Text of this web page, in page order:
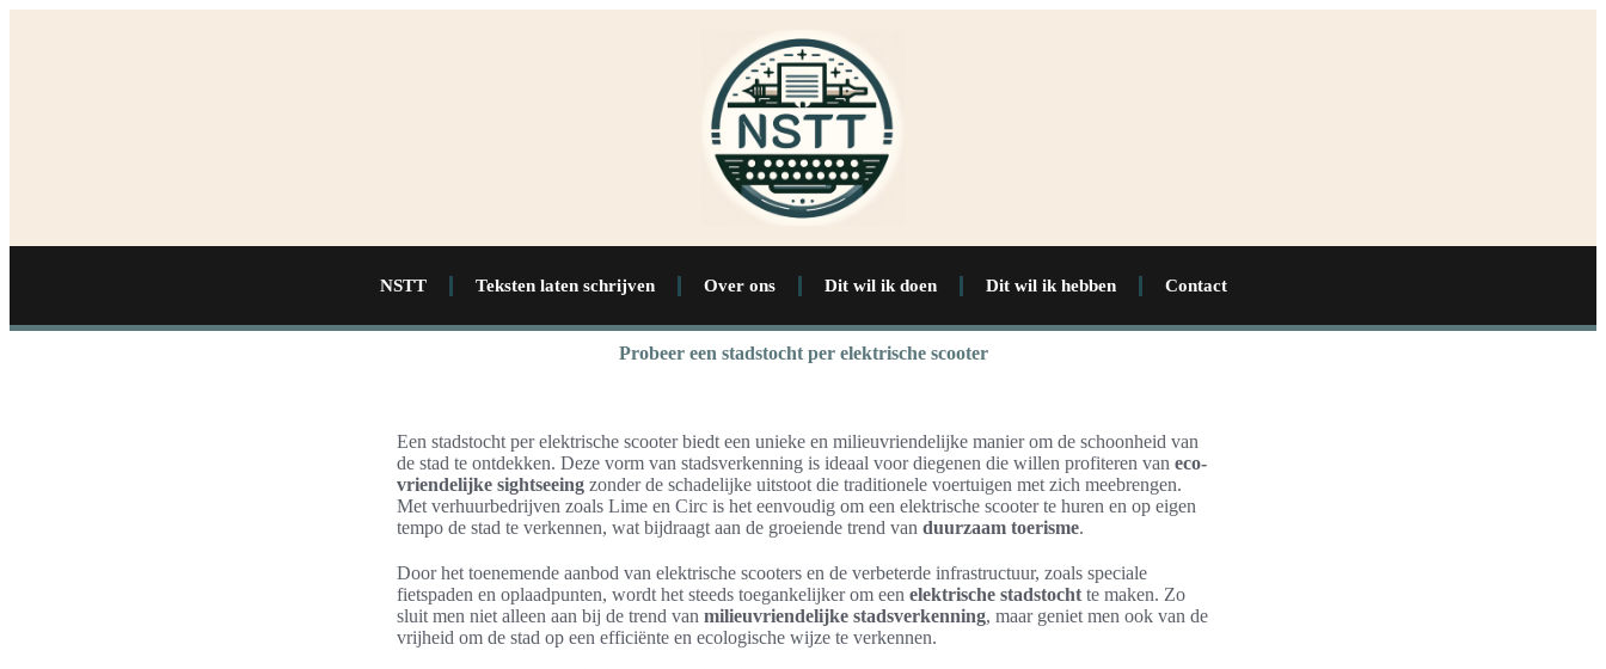
NSTT Teksten laten schrijven Over ons Dit wil ik doen Dit wil ik hebben Contact
Probeer een stadstocht per elektrische scooter
Een stadstocht per elektrische scooter biedt een unieke en milieuvriendelijke manier om de schoonheid van
de stad te ontdekken. Deze vorm van stadsverkenning is ideaal voor diegenen die willen profiteren van eco-
vriendelijke sightseeing zonder de schadelijke uitstoot die traditionele voertuigen met zich meebrengen.
Met verhuurbedrijven zoals Lime en Circ is het eenvoudig om een elektrische scooter te huren en op eigen
tempo de stad te verkennen, wat bijdraagt aan de groeiende trend van duurzaam toerisme.
Door het toenemende aanbod van elektrische scooters en de verbeterde infrastructuur, zoals speciale
fietspaden en oplaadpunten, wordt het steeds toegankelijker om een elektrische stadstocht te maken. Zo
sluit men niet alleen aan bij de trend van milieuvriendelijke stadsverkenning, maar geniet men ook van de
vrijheid om de stad op een efficiënte en ecologische wijze te verkennen.